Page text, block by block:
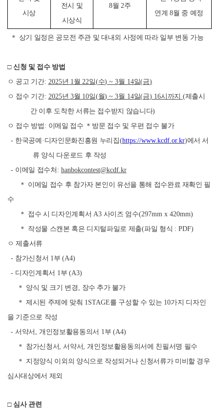
시상
전시 및
시상식
8월 2주
연계8월 중 예정
＊ 상기 일정은 공모전 주관 및 대내외 사정에 따라 일부 변동 가능
□ 신청 및 접수 방법
ㅇ 공고 기간: 2025년 1 월 22일(수) ~ 3월 14일(금)
ㅇ 접수 기간: 2025년 3월 10일(월) ~ 3월 14일(금) 16시까지 (제출시
간 이후 도착한 서류는 접수받지 않습니다)
ㅇ 접수 방법 : 이메일 접수 ＊ 방문 접수 및 우편 접수 불가
- 한국공예 · 디자인문화진흥원 누리집(https://www.kcdf.or.kr)에서 서
류 양식 다운로드 후 작성
- 이메일 접수처 : hanbokcontest@kcdf.kr
＊ 이메일 접수 후 참가자 본인이 유선을 통해 접수완료 재확인 필
수
＊ 접수 시 디자인계획서 A3 사이즈 엄수(297mm x 420mm)
＊ 작성물 스캔본 혹은 디지털파일로 제출(파일 형식 : PDF)
ㅇ 제출서류
- 참가신청서 1 부(A4)
- 디자인계획서 1 부(A3)
＊ 양식 및 크기 변경
장수 추가 불가
＊ 제시된 주제에 맞춰 1STAGE를 구성할 수 있는 10가지 디자인
을 기준으로 작성
-서약서 개인정보활용동의서 1 부 (A4)
＊ 참가신청서 ,서약서
개인정보활용동의서에 친필서명 필수
＊ 지정양식 이외의 양식으로 작성되거나 신청서류가 미비할 경우
심사대상에서 제외
□ 심사 관련